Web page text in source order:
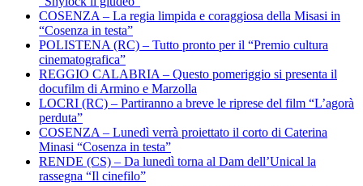
COSENZA – La regia limpida e coraggiosa della Misasi in
“Cosenza in testa”
POLISTENA (RC) – Tutto pronto per il “Premio cultura
cinematografica”
REGGIO CALABRIA – Questo pomeriggio si presenta il
docufilm di Armino e Marzolla
LOCRI (RC) – Partiranno a breve le riprese del film “L’agorà
perduta”
COSENZA – Lunedì verrà proiettato il corto di Caterina
Minasi “Cosenza in testa”
RENDE (CS) – Da lunedì torna al Dam dell’Unical la
rassegna “Il cinefilo”